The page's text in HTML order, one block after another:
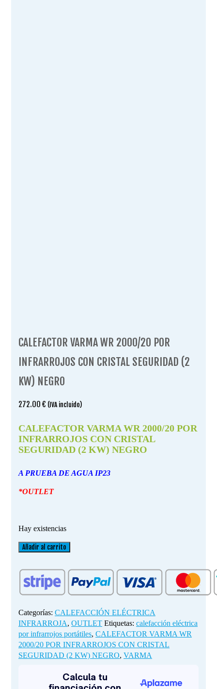
CALEFACTOR VARMA WR 2000/20 POR
INFRARROJOS CON CRISTAL SEGURIDAD (2
KW) NEGRO
272.00 € (IVA incluido)
CALEFACTOR VARMA WR 2000/20 POR
INFRARROJOS CON CRISTAL
SEGURIDAD (2 KW) NEGRO
A PRUEBA DE AGUA IP23
*OUTLET
Hay existencias
CALEFACTOR
WR
2000/20
POR
CON
CRISTAL
SEGURIDAD
(2
KW)
Añadir al carrito
Categorías: CALEFACCIÓN ELÉCTRICA
INFRARROJA, OUTLET Etiquetas: calefacción eléctrica
por infrarrojos portátiles, CALEFACTOR VARMA WR
2000/20 POR INFRARROJOS CON CRISTAL
SEGURIDAD (2 KW) NEGRO, VARMA